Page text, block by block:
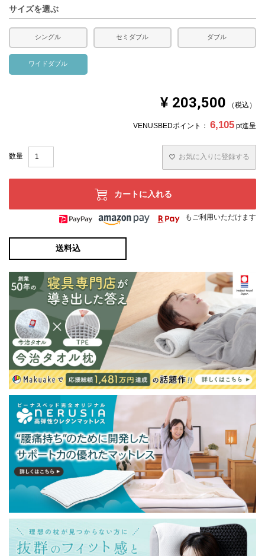
サイズを選ぶ
シングル セミダブル ダブル
ワイドダブル
¥ 203,500 税込
VENUSBEDポイント： 6,105 pt進呈
お気に入りに登録する
カートに入れる
もご利用いただけます
送料込